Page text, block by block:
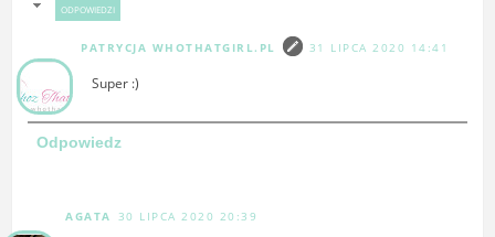
ODPOWIEDZI
PATRYCJA WHOTHATGIRL.PL 31 LIPCA 2020 14:41
Super :)
Odpowiedz
AGATA 30 LIPCA 2020 20:39